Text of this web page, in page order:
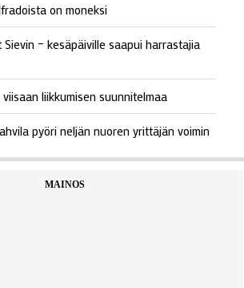
on moneksi
– kesäpäiville saapui harrastajia
liikkumisen suunnitelmaa
pyöri neljän nuoren yrittäjän voimin
MAINOS